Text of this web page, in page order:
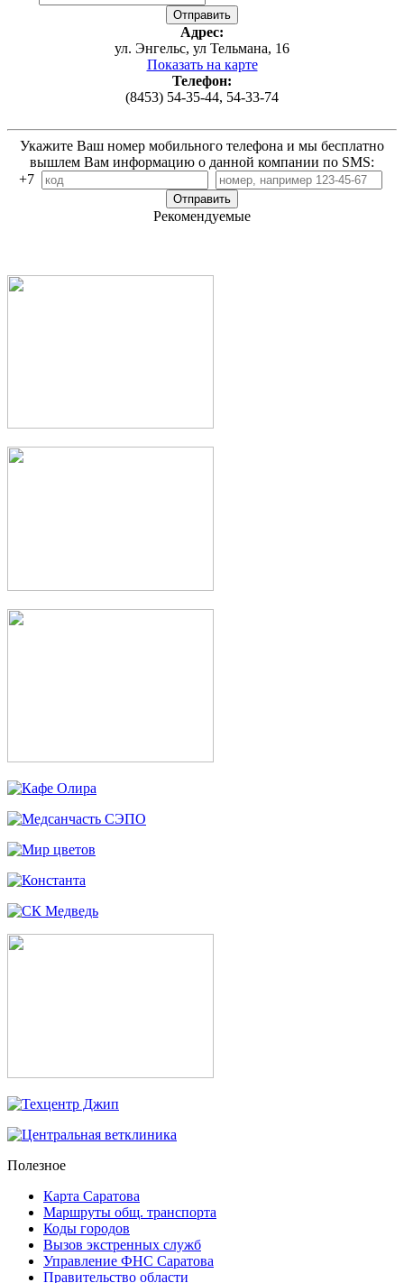
Адрес:
ул. Энгельс, ул Тельмана, 16
Показать на карте
Телефон:
(8453) 54-35-44, 54-33-74
Укажите Ваш номер мобильного телефона и мы бесплатно
вышлем Вам информацию о данной компании по SMS:
+7
Рекомендуемые
Полезное
Карта Саратова
Маршруты общ. транспорта
Коды городов
Вызов экстренных служб
Управление ФНС Саратова
Правительство области